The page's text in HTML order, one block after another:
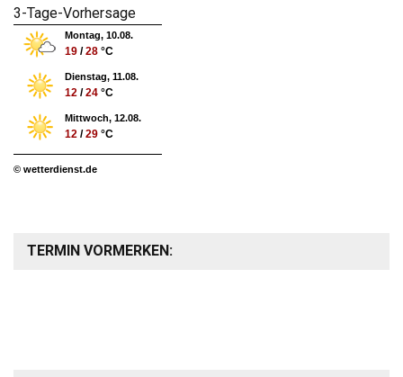
3-Tage-Vorhersage
Montag, 10.08.
19 /28 °C
Dienstag, 11.08.
12 /24 °C
Mittwoch, 12.08.
12 /29 °C
© wetterdienst.de
TERMIN VORMERKEN: